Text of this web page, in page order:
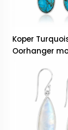
Koper
Oorhanger